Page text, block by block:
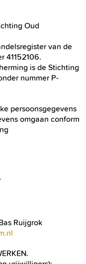
Oud
van de
41152106.
is de Stichting
nummer P-
persoonsgegevens
omgaan conform
Ruijgrok